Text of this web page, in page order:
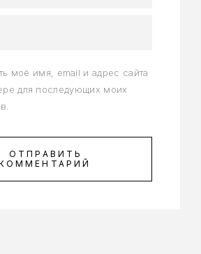
моё имя, email и адрес сайта
для последующих моих
ОТПРАВИТЬ